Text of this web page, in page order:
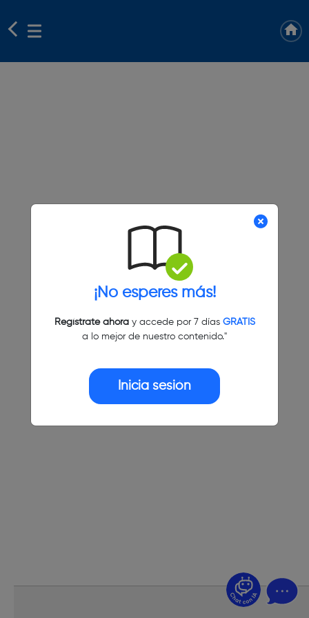
¡No esperes más!
Regístrate ahoray accede por 7 días GRATIS
a lo mejor de nuestro contenido."
Inicia sesión